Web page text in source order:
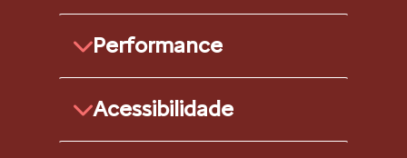
Performance
Acessibilidade